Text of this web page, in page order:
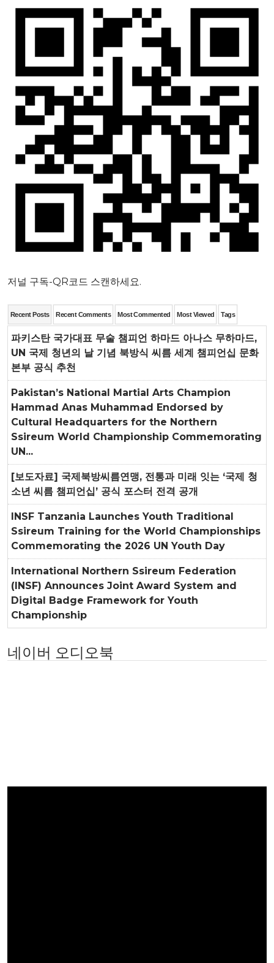
저널 구독-QR코드 스캔하세요.
Recent Posts Recent Comments Most Commented Most Viewed Tags
파키스탄 국가대표 무술 챔피언 하마드 아나스 무하마드,
UN 국제 청년의 날 기념 북방식 씨름 세계 챔피언십 문화
본부 공식 추천
Pakistan’s National Martial Arts Champion
Hammad Anas Muhammad Endorsed by
Cultural Headquarters for the Northern
Ssireum World Championship Commemorating
UN...
[보도자료] 국제북방씨름연맹, 전통과 미래 잇는 ‘국제 청
소년 씨름 챔피언십’ 공식 포스터 전격 공개
INSF Tanzania Launches Youth Traditional
Ssireum Training for the World Championships
Commemorating the 2026 UN Youth Day
International Northern Ssireum Federation
(INSF) Announces Joint Award System and
Digital Badge Framework for Youth
Championship
네이버 오디오북